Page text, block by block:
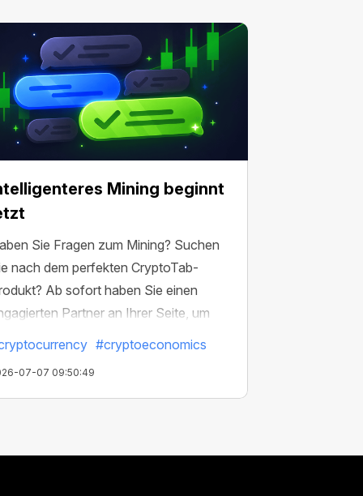
Mining beginnt
Sie Fragen zum Mining? Suchen
nach dem perfekten CryptoTab-
Ab sofort haben Sie einen
Partner an Ihrer Seite, um
Ergebnisse zu maximieren.
#cryptoeconomics
07-07 09:50:49